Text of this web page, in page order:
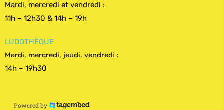
Mardi, mercredi et vendredi :
11h – 12h30 & 14h – 19h
LUDOTHÈQUE
Mardi, mercredi, jeudi, vendredi :
14h – 19h30
Powered by